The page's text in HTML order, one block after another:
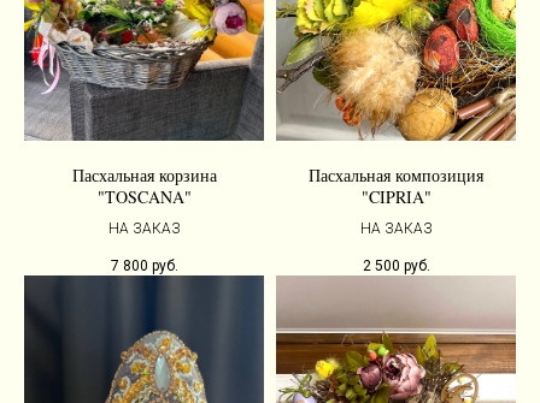
Пасхальная корзина
"TOSCANA"
НА ЗАКАЗ
7 800 руб.
Пасхальная композиция
"CIPRIA"
НА ЗАКАЗ
2 500 руб.